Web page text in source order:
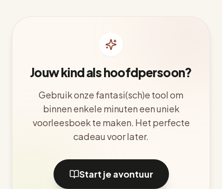
Jouw kind als hoofdpersoon?
Gebruik onze fantasi(sch)e tool om
binnen enkele minuten een uniek
voorleesboek te maken. Het perfecte
cadeau voor later.
Start je avontuur